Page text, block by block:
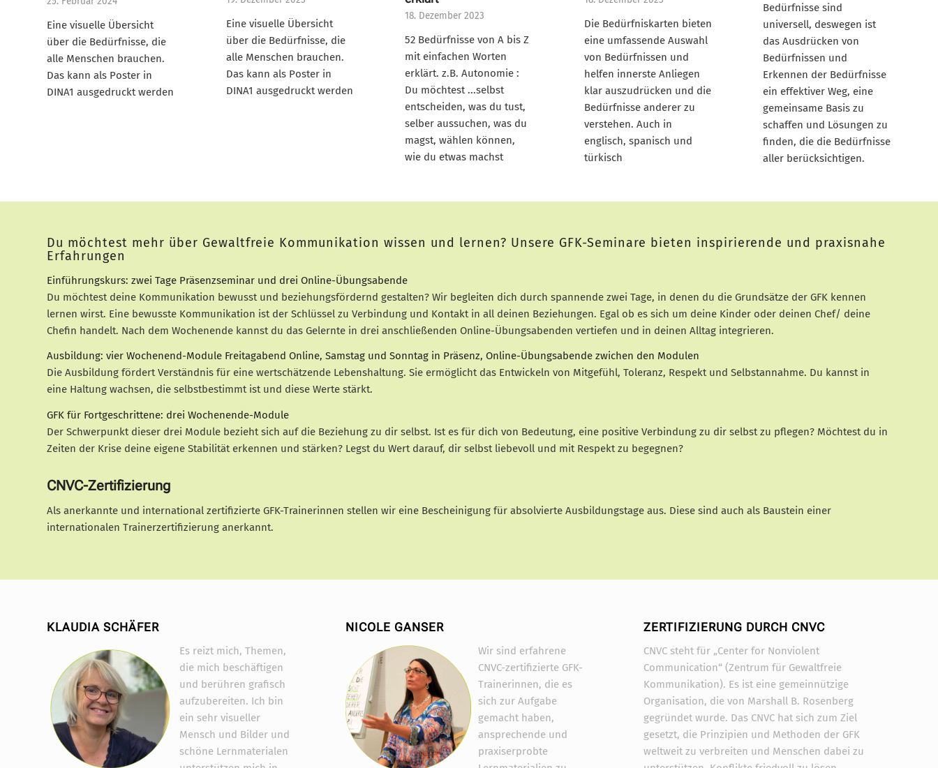
Eine visuelle Übersicht
über die Bedürfnisse, die
alle Menschen brauchen.
Das kann als Poster in
DINA1 ausgedruckt werden
Eine visuelle Übersicht
über die Bedürfnisse, die
alle Menschen brauchen.
Das kann als Poster in
DINA1 ausgedruckt werden
18. Dezember 2023
52 Bedürfnisse von A bis Z
mit einfachen Worten
erklärt. z.B. Autonomie :
Du möchtest ...selbst
entscheiden, was du tust,
selber aussuchen, was du
magst, wählen können,
wie du etwas machst
Die Bedürfniskarten bieten
eine umfassende Auswahl
von Bedürfnissen und
helfen innerste Anliegen
klar auszudrücken und die
Bedürfnisse anderer zu
verstehen. Auch in
englisch, spanisch und
türkisch
Bedürfnisse sind
universell, deswegen ist
das Ausdrücken von
Bedürfnissen und
Erkennen der Bedürfnisse
ein effektiver Weg, eine
gemeinsame Basis zu
schaffen und Lösungen zu
finden, die die Bedürfnisse
aller berücksichtigen.
Du möchtest mehr über Gewaltfreie Kommunikation wissen und lernen? Unsere GFK-Seminare bieten inspirierende und praxisnahe
Erfahrungen
Einführungskurs: zwei Tage Präsenzseminar und drei Online-Übungsabende
Du möchtest deine Kommunikation bewusst und beziehungsfördernd gestalten? Wir begleiten dich durch spannende zwei Tage, in denen du die Grundsätze der GFK kennen
lernen wirst. Eine bewusste Kommunikation ist der Schlüssel zu Verbindung und Kontakt in all deinen Beziehungen. Egal ob es sich um deine Kinder oder deinen Chef/ deine
Chefin handelt. Nach dem Wochenende kannst du das Gelernte in drei anschließenden Online-Übungsabenden vertiefen und in deinen Alltag integrieren.
Ausbildung: vier Wochenend-Module Freitagabend Online, Samstag und Sonntag in Präsenz, Online-Übungsabende zwichen den Modulen
Die Ausbildung fördert Verständnis für eine wertschätzende Lebenshaltung. Sie ermöglicht das Entwickeln von Mitgefühl, Toleranz, Respekt und Selbstannahme. Du kannst in
eine Haltung wachsen, die selbstbestimmt ist und diese Werte stärkt.
GFK für Fortgeschrittene: drei Wochenende-Module
Der Schwerpunkt dieser drei Module bezieht sich auf die Beziehung zu dir selbst. Ist es für dich von Bedeutung, eine positive Verbindung zu dir selbst zu pflegen? Möchtest du in
Zeiten der Krise deine eigene Stabilität erkennen und stärken? Legst du Wert darauf, dir selbst liebevoll und mit Respekt zu begegnen?
CNVC-Zertifizierung
Als anerkannte und international zertifizierte GFK-Trainerinnen stellen wir eine Bescheinigung für absolvierte Ausbildungstage aus. Diese sind auch als Baustein einer
internationalen Trainerzertifizierung anerkannt.
KLAUDIA SCHÄFER
Es reizt mich, Themen,
die mich beschäftigen
und berühren grafisch
aufzubereiten. Ich bin
ein sehr visueller
Mensch und Bilder und
schöne Lernmaterialen
NICOLE GANSER
Wir sind erfahrene
CNVC-zertifizierte GFK-
Trainerinnen, die es
sich zur Aufgabe
gemacht haben,
ansprechende und
praxiserprobte
ZERTIFIZIERUNG DURCH CNVC
CNVC steht für „Center for Nonviolent
Communication“ (Zentrum für Gewaltfreie
Kommunikation). Es ist eine gemeinnützige
Organisation, die von Marshall B. Rosenberg
gegründet wurde. Das CNVC hat sich zum Ziel
gesetzt, die Prinzipien und Methoden der GFK
weltweit zu verbreiten und Menschen dabei zu